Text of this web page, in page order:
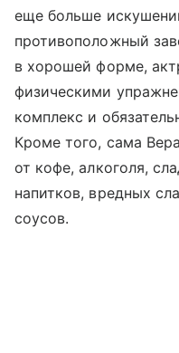
еще больше
противоположный
в хорошей форме,
физическими
комплекс и
Кроме того, сама
от кофе, алкоголя,
напитков, вредных
соусов.